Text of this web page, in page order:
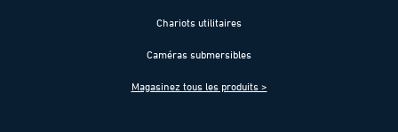
Chariots utilitaires
Caméras submersibles
Magasinez tous les produits >